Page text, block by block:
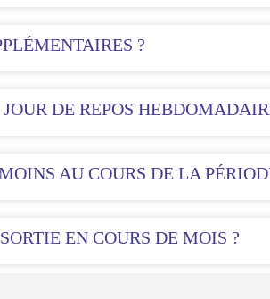
?
DE REPOS
AU COURS DE LA
EN COURS DE MOIS ?